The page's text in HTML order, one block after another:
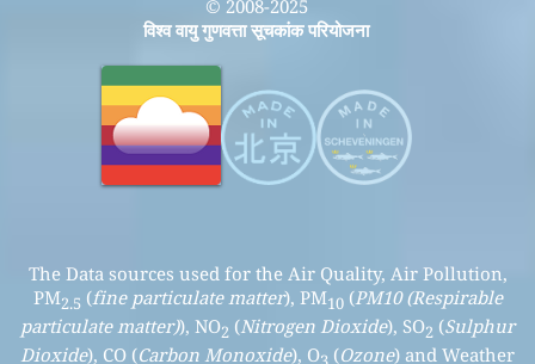
© 2008-2025
विश्व वायु गुणवत्ता सूचकांक परियोजना
The Data sources used for the Air Quality, Air Pollution,
PM2.5 (fine particulate matter), PM10(PM10 (Respirable
particulate matter)), NO2 (Nitrogen Dioxide), SO2 (Sulphur
Dioxide), CO (Carbon Monoxide), O (Ozone) and Weather